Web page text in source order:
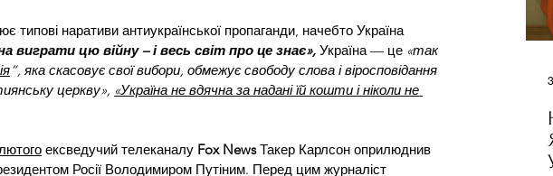
типові наративи антиукраїнської пропаганди, начебто Україна
виграти цю війну – і весь світ про це знає», Україна — це «так
”, яка скасовує свої вибори, обмежує свободу слова і віросповідання
церкву», «Україна не вдячна за надані їй кошти і ніколи не
ексведучий телеканалу Fox News Такер Карлсон оприлюднив
Росії Володимиром Путіним. Перед цим журналіст